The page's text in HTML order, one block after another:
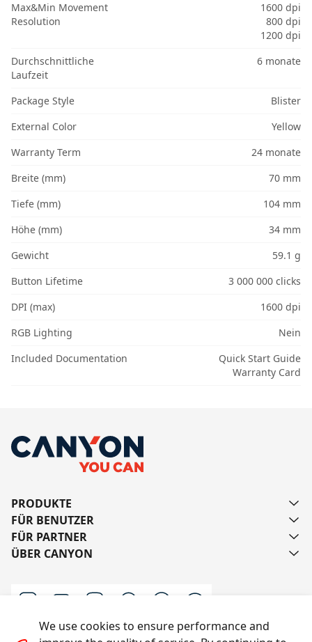
Max&Min Movement
Resolution
1600 dpi
800 dpi
1200 dpi
Durchschnittliche
Laufzeit
6 monate
Package Style
Blister
External Color
Yellow
Warranty Term
24 monate
Breite (mm)
70 mm
Tiefe (mm)
104 mm
Höhe (mm)
34 mm
Gewicht
59.1 g
Button Lifetime
3 000 000 clicks
DPI (max)
1600 dpi
RGB Lighting
Nein
Included Documentation
Quick Start Guide
Warranty Card
PRODUKTE
FÜR BENUTZER
FÜR PARTNER
ÜBER CANYON
We use cookies to ensure performance and